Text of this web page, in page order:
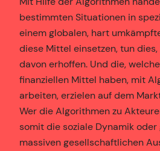
bestimmten Situationen in
einem globalen, hart
diese Mittel einsetzen, tun
davon erhoffen. Und die,
finanziellen Mittel haben, mit
arbeiten, erzielen auf dem
Wer die Algorithmen zu
somit die soziale Dynamik
massiven gesellschaftlichen